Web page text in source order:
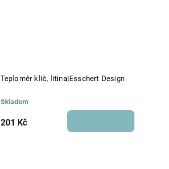
Teploměr klíč, litina|Esschert Design
Skladem
201 Kč